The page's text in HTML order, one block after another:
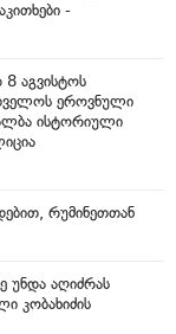
-
8 აგვისტოს
ეროვნული
ისტორიული
რუმინეთთან
უნდა აღიძრას
კობახიძის